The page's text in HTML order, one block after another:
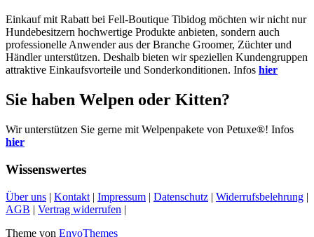
Einkauf mit Rabatt bei Fell-Boutique Tibidog möchten wir nicht nur
Hundebesitzern hochwertige Produkte anbieten, sondern auch
professionelle Anwender aus der Branche Groomer, Züchter und
Händler unterstützen. Deshalb bieten wir speziellen Kundengruppen
attraktive Einkaufsvorteile und Sonderkonditionen. Infos hier
Sie haben Welpen oder Kitten?
Wir unterstützen Sie gerne mit Welpenpakete von Petuxe®! Infos
hier
Wissenswertes
Über uns | Kontakt | Impressum | Datenschutz | Widerrufsbelehrung |
AGB | Vertrag widerrufen |
Theme von EnvoThemes